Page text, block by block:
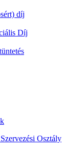
díj
Díj
Osztály